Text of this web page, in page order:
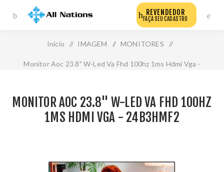
REVENDEDOR
FAÇA SEU CADASTRO
Início / IMAGEM / MONITORES /
Monitor Aoc 23.8" W-Led Va Fhd 100hz 1ms Hdmi Vga -
MONITOR AOC 23.8" W-LED VA FHD 100HZ
1MS HDMI VGA - 24B3HMF2